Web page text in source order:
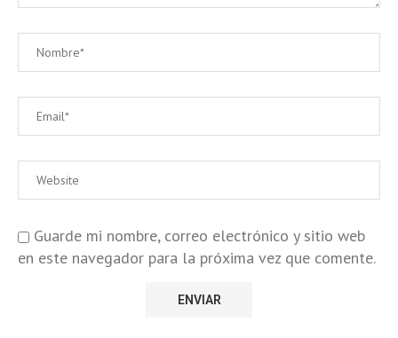
Guarde mi nombre, correo electrónico y sitio web
en este navegador para la próxima vez que comente.